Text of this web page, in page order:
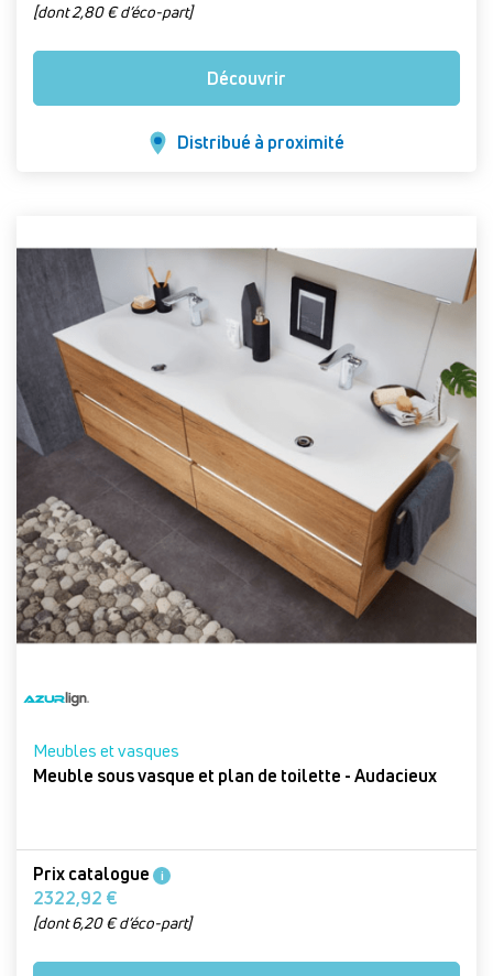
[dont 2,80 € d’éco-part]
Découvrir
Distribué à proximité
Meubles et vasques
Meuble sous vasque et plan de toilette - Audacieux
Prix catalogue i
2322,92 €
[dont 6,20 € d’éco-part]